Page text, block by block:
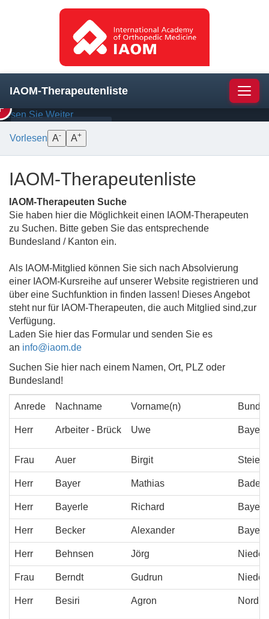
IAOM-Therapeutenliste
BEHANDLUNG ANATOMIE
darunter
Lesen Sie Weiter
Vorlesen A- A+
IAOM-Therapeutenliste
IAOM-Therapeuten Suche
Sie haben hier die Möglichkeit einen IAOM-Therapeuten
zu Suchen. Bitte geben Sie das entsprechende
Bundesland / Kanton ein.
Als IAOM-Mitglied können Sie sich nach Absolvierung
einer IAOM-Kursreihe auf unserer Website registrieren und
über eine Suchfunktion in finden lassen! Dieses Angebot
steht nur für IAOM-Therapeuten, die auch Mitglied sind,zur
Verfügung.
Laden Sie hier das Formular und senden Sie es
an info@iaom.de
Suchen Sie hier nach einem Namen, Ort, PLZ oder
Bundesland!
Anrede Nachname Vorname(n)
Herr Arbeiter - Brück Uwe Bayern
Frau Auer Birgit
Herr Bayer Mathias
Herr Bayerle Richard Bayern
Herr Becker Alexander Bayern
Herr Behnsen Jörg
Frau Berndt Gudrun
Herr Besiri Agron